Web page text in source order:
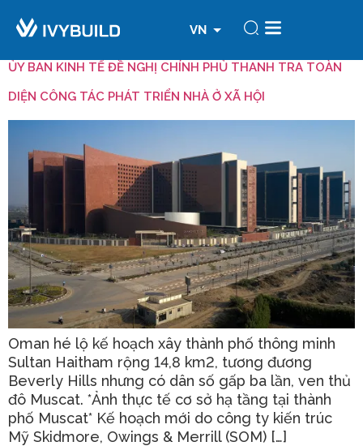
VN
CN
Thẻ:#xây dựng
ỦY BAN KINH TẾ ĐỀ NGHỊ CHÍNH PHỦ THANH TRA TOÀN
DIỆN CÔNG TÁC PHÁT TRIỂN NHÀ Ở XÃ HỘI
Oman hé lộ kế hoạch xây thành phố thông minh
Sultan Haitham rộng 14,8 km2, tương đương
Beverly Hills nhưng có dân số gấp ba lần, ven thủ
đô Muscat. *Ảnh thực tế cơ sở hạ tầng tại thành
phố Muscat* Kế hoạch mới do công ty kiến trúc
Mỹ Skidmore, Owings & Merrill (SOM) […]